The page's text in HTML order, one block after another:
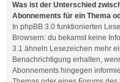
Was ist der Unterschied
Abonnements für ein Thema
In phpBB 3.0 funktionierten
Browsern: du bekamst keine
3.1 ähneln Lesezeichen mehr
Benachrichtigung erhalten,
Abonnements hingegen